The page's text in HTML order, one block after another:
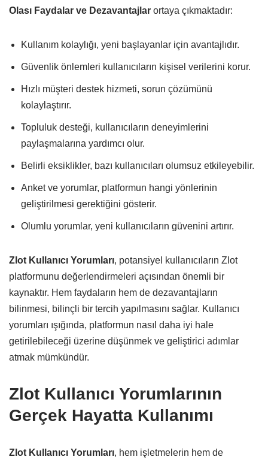
Olası Faydalar ve Dezavantajlar ortaya çıkmaktadır:
Kullanım kolaylığı, yeni başlayanlar için avantajlıdır.
Güvenlik önlemleri kullanıcıların kişisel verilerini korur.
Hızlı müşteri destek hizmeti, sorun çözümünü
kolaylaştırır.
Topluluk desteği, kullanıcıların deneyimlerini
paylaşmalarına yardımcı olur.
Belirli eksiklikler, bazı kullanıcıları olumsuz etkileyebilir.
Anket ve yorumlar, platformun hangi yönlerinin
geliştirilmesi gerektiğini gösterir.
Olumlu yorumlar, yeni kullanıcıların güvenini artırır.
Zlot Kullanıcı Yorumları, potansiyel kullanıcıların Zlot
platformunu değerlendirmeleri açısından önemli bir
kaynaktır. Hem faydaların hem de dezavantajların
bilinmesi, bilinçli bir tercih yapılmasını sağlar. Kullanıcı
yorumları ışığında, platformun nasıl daha iyi hale
getirilebileceği üzerine düşünmek ve geliştirici adımlar
atmak mümkündür.
Zlot Kullanıcı Yorumlarının
Gerçek Hayatta Kullanımı
Zlot Kullanıcı Yorumları, hem işletmelerin hem de